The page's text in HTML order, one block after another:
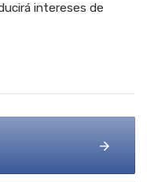
intereses de